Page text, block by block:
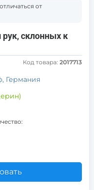
от
склонных к
Код товара: 2017713
Германия